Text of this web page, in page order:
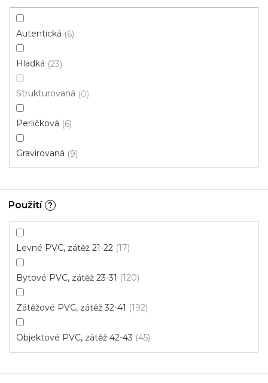
Autentická 6
Hladká 23
Strukturovaná 0
Perličková 6
Gravírovaná 9
Použití ?
Levné PVC, zátěž 21-22 17
Bytové PVC, zátěž 23-31 120
Zátěžové PVC, zátěž 32-41 192
Objektové PVC, zátěž 42-43 45
PVC podlaha PROVENCE Edinburgh 921
Skladem, ihned k odeslání
300 Kč